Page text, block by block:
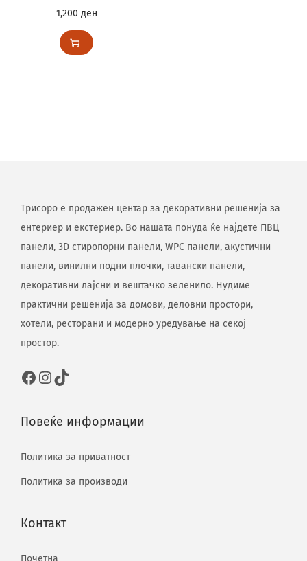
1,200 ден
Трисоро е продажен центар за декоративни решенија за
ентериер и екстериер. Во нашата понуда ќе најдете ПВЦ
панели, 3D стиропорни панели, WPC панели, акустични
панели, винилни подни плочки, тавански панели,
декоративни лајсни и вештачко зеленило. Нудиме
практични решенија за домови, деловни простори,
хотели, ресторани и модерно уредување на секој
простор.
Повеќе информации
Политика за приватност
Политика за производи
Контакт
Почетна